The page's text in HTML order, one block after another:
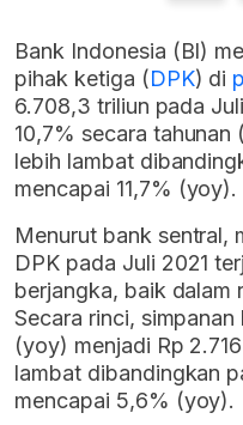
Bank Indonesia (BI)
pihak ketiga (DPK) di
6.708,3 triliun pada
10,7% secara tahunan (
lebih lambat
mencapai 11,7% (yoy).
Menurut bank sentral,
DPK pada Juli 2021
berjangka, baik dalam
Secara rinci,
(yoy) menjadi Rp
lambat dibandingkan
mencapai 5,6% (yoy).